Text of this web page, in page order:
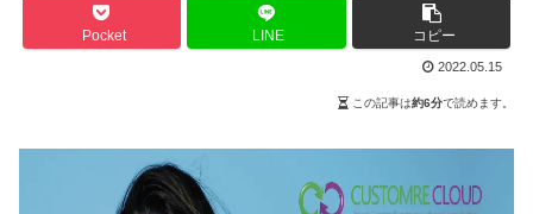
Pocket LINE コピー
2022.05.15
この記事は約6分で読めます。